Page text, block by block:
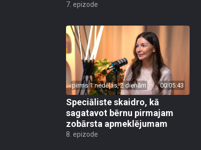
7. epizode
pirms 1 nedēļas, 2 dienām 00:05:43
Speciāliste skaidro, kā
sagatavot bērnu pirmajam
zobārsta apmeklējumam
8. epizode